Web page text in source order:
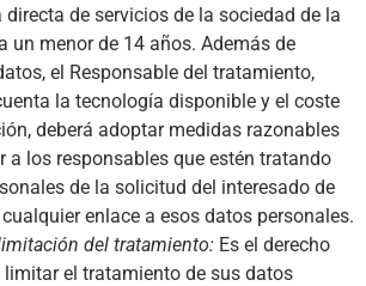
de servicios de la sociedad de la
un menor de 14 años. Además de
el Responsable del tratamiento,
la tecnología disponible y el coste
deberá adoptar medidas razonables
a los responsables que estén tratando
de la solicitud del interesado de
enlace a esos datos personales.
del tratamiento: Es el derecho
limitar el tratamiento de sus datos